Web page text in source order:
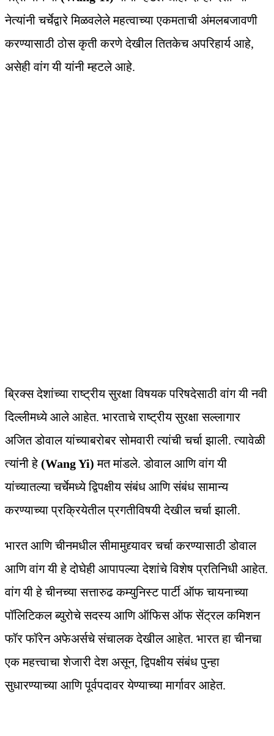
नेत्यांनी चर्चेद्वारे मिळवलेले महत्वाच्या एकमताची अंमलबजावणी
करण्यासाठी ठोस कृती करणे देखील तितकेच अपरिहार्य आहे,
असेही वांग यी यांनी म्हटले आहे.
ब्रिक्स देशांच्या राष्ट्रीय सुरक्षा विषयक परिषदेसाठी वांग यी नवी
दिल्लीमध्ये आले आहेत. भारताचे राष्ट्रीय सुरक्षा सल्लागार
अजित डोवाल यांच्याबरोबर सोमवारी त्यांची चर्चा झाली. त्यावेळी
त्यांनी हे (Wang Yi)मत मांडले. डोवाल आणि वांग यी
यांच्यातल्या चर्चेमध्ये द्विपक्षीय संबंध आणि संबंध सामान्य
करण्याच्या प्रक्रियेतील प्रगतीविषयी देखील चर्चा झाली.
भारत आणि चीनमधील सीमामुद्द्यावर चर्चा करण्यासाठी डोवाल
आणि वांग यी हे दोघेही आपापल्या देशांचे विशेष प्रतिनिधी आहेत.
वांग यी हे चीनच्या सत्तारुढ कम्युनिस्ट पार्टी ऑफ चायनाच्या
पॉलिटिकल ब्युरोचे सदस्य आणि ऑफिस ऑफ सेंट्रल कमिशन
फॉर फॉरेन अफेअर्सचे संचालक देखील आहेत. भारत हा चीनचा
एक महत्त्वाचा शेजारी देश असून, द्विपक्षीय संबंध पुन्हा
सुधारण्याच्या आणि पूर्वपदावर येण्याच्या मार्गावर आहेत.